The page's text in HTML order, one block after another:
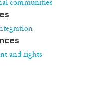
communities
and rights